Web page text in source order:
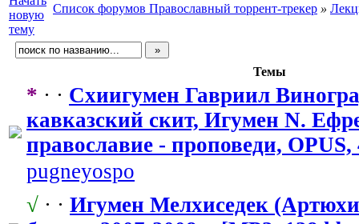
Список форумов Православный торрент-трекер »
Темы
* · · Схиигумен Гавриил
кавказский скит, Игумен N.
православие - проповеди,
pugneyospo
√ · · Игумен Мелхиседек